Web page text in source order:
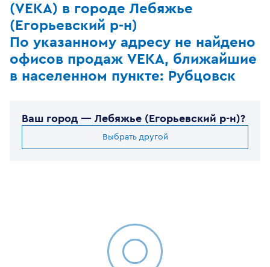
(VEKA) в городе Лебяжье
(Егорьевский р-н)
По указанному адресу не найдено
офисов продаж VEKA, ближайшие
в населенном пункте: Рубцовск
Ваш город — Лебяжье (Егорьевский р-н)?
Выбрать другой